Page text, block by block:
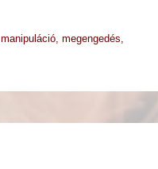
manipuláció, megengedés